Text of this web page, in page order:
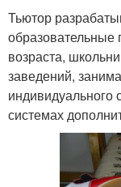
Тьютор
образовательные
возраста,
заведений,
индивидуального
системах